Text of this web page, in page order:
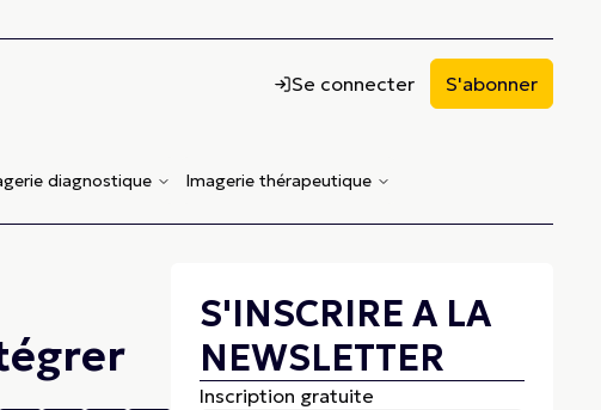
Se connecter S'abonner
diagnostique Imagerie thérapeutique
S'INSCRIRE A LA
NEWSLETTER
Inscription gratuite